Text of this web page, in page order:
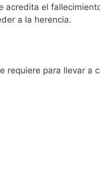
acredita el
a la herencia.
requiere para llevar a